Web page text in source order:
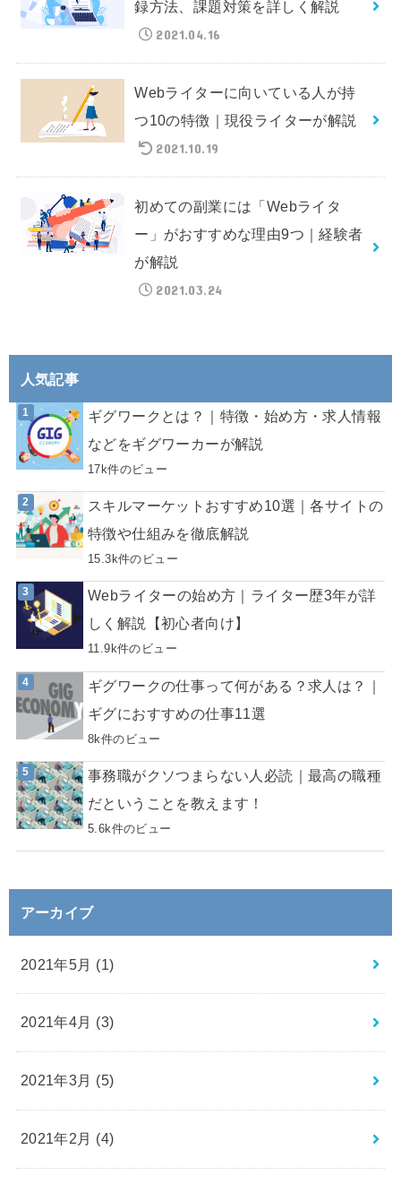
録方法、課題対策を詳しく解説
2021.04.16
Webライターに向いている人が持
つ10の特徴｜現役ライターが解説
2021.10.19
初めての副業には「Webライタ
ー」がおすすめな理由9つ｜経験者
が解説
2021.03.24
人気記事
ギグワークとは？｜特徴・始め方・求人情報
などをギグワーカーが解説
17k件のビュー
スキルマーケットおすすめ10選｜各サイトの
特徴や仕組みを徹底解説
15.3k件のビュー
Webライターの始め方｜ライター歴3年が詳
しく解説【初心者向け】
11.9k件のビュー
ギグワークの仕事って何がある？求人は？｜
ギグにおすすめの仕事11選
8k件のビュー
事務職がクソつまらない人必読｜最高の職種
だということを教えます！
5.6k件のビュー
アーカイブ
2021年5月 (1)
2021年4月 (3)
2021年3月 (5)
2021年2月 (4)